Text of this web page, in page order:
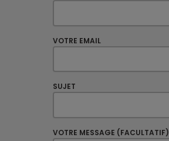
VOTRE EMAIL
SUJET
VOTRE MESSAGE (FACULTATIF)